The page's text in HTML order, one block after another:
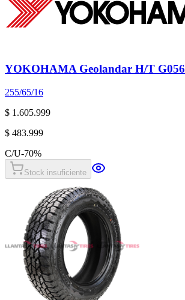
YOKOHAMA Geolandar H/T G056
255/65/16
$ 1.605.999
$ 483.999
C/U-70%
Stock insuficiente